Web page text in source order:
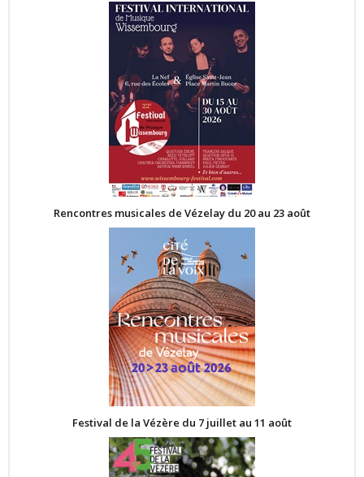
Rencontres musicales de Vézelay du 20 au 23 août
Festival de la Vézère du 7 juillet au 11 août